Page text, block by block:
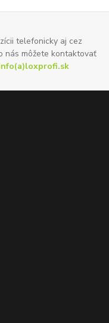
telefonicky aj cez
nás môžete kontaktovať